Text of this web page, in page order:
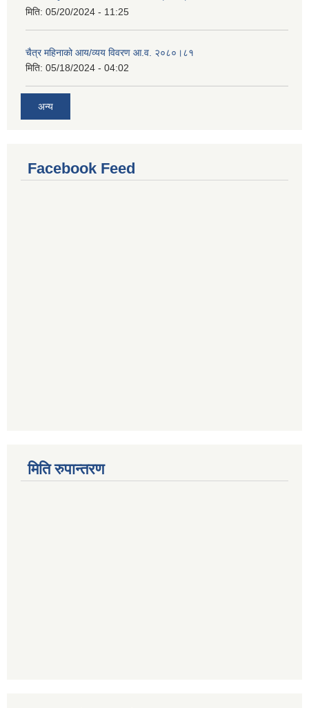
मिति: 05/20/2024 - 11:25
चैत्र महिनाको आय/व्यय विवरण आ.व. २०८०।८१
मिति: 05/18/2024 - 04:02
अन्य
Facebook Feed
मिति रुपान्तरण